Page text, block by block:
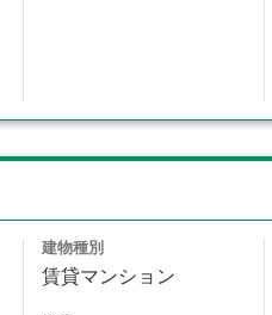
建物種別
賃貸マンション